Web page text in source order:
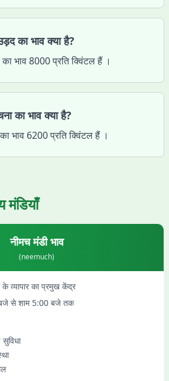
का भाव क्या है?
भाव 8000 प्रति क्विंटल हैं ।
का भाव क्या है?
भाव 6200 प्रति क्विंटल हैं ।
नीमचमंडी भाव
(neemuch)
के व्यापार का प्रमुख केंद्र
से शाम 5:00 बजे तक